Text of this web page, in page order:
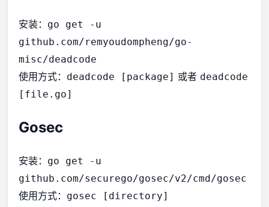
安装： go get -u
github.com/remyoudompheng/go-
misc/deadcode
使用方式： deadcode [package] 或者 deadcode
[file.go]
Gosec
安装： go get -u
github.com/securego/gosec/v2/cmd/gosec
使用方式： gosec [directory]